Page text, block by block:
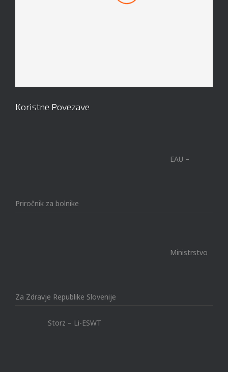
Koristne Povezave
EAU –
Priročnik za bolnike
Ministrstvo
Za Zdravje Republike Slovenije
Storz – Li-ESWT